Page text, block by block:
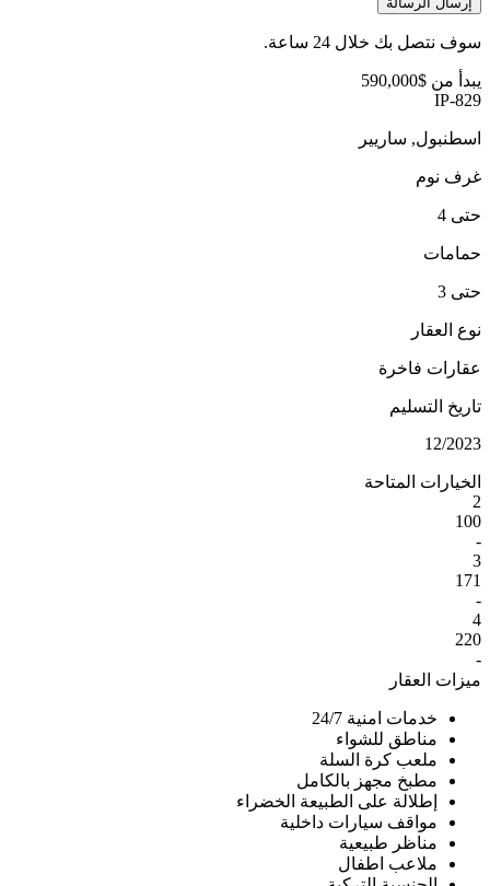
سوف نتصل بك خلال 24 ساعة.
يبدأ من $590,000
IP-829
اسطنبول, ساريير
غرف نوم
حتى 4
حمامات
حتى 3
نوع العقار
عقارات فاخرة
تاريخ التسليم
12/2023
الخيارات المتاحة
2
100
-
3
171
-
4
220
-
ميزات العقار
خدمات امنية 24/7
مناطق للشواء
ملعب كرة السلة
مطبخ مجهز بالكامل
إطلالة على الطبيعة الخضراء
مواقف سيارات داخلية
مناظر طبيعية
ملاعب اطفال